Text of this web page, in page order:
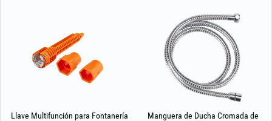
Llave Multifunción para Fontanería
Manguera de Ducha Cromada de